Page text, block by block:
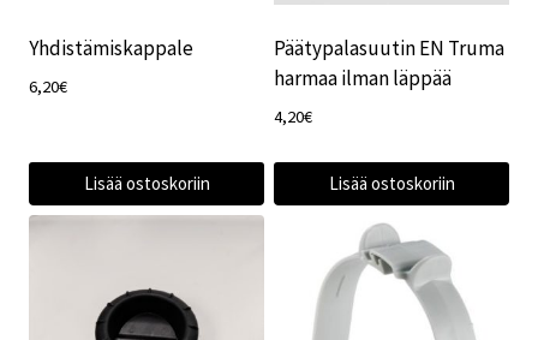
Yhdistämiskappale
6,20€
Lisää ostoskoriin
Päätypalasuutin EN Truma
harmaa ilman läppää
4,20€
Lisää ostoskoriin